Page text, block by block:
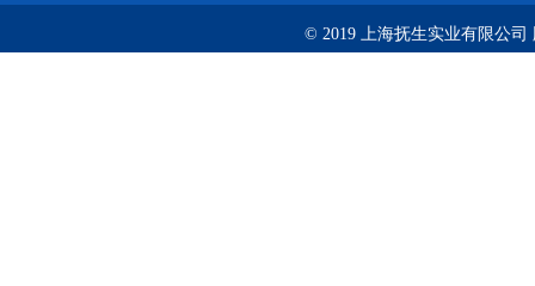
© 2019 上海抚生实业有限公司